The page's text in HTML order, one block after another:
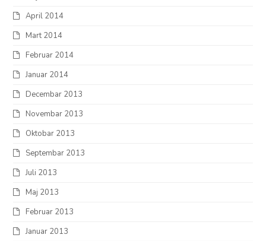
April 2014
Mart 2014
Februar 2014
Januar 2014
Decembar 2013
Novembar 2013
Oktobar 2013
Septembar 2013
Juli 2013
Maj 2013
Februar 2013
Januar 2013